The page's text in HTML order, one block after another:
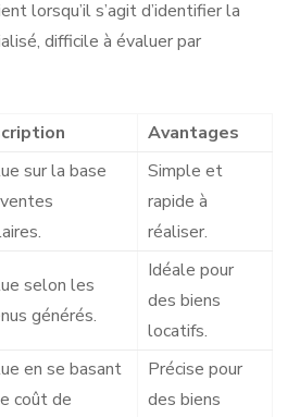
lorsqu’il s’agit d’identifier la
difficile à évaluer par
Avantages
sur la base
Simple et
rapide à
réaliser.
selon les
générés.
Idéale pour
des biens
locatifs.
en se basant
coût de
Précise pour
des biens